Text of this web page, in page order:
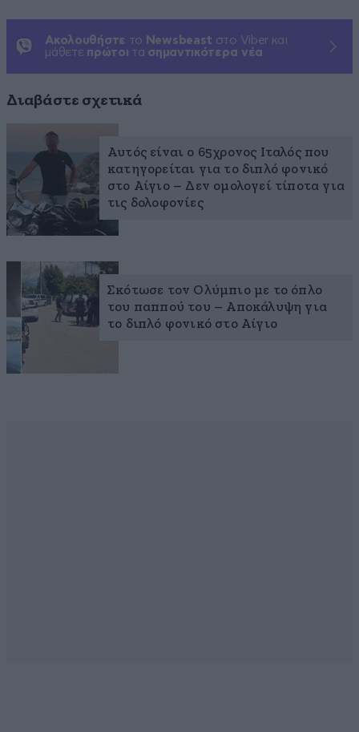
Ακολουθήστε το Newsbeast στο Viber και
μάθετε πρώτοι τα σημαντικότερα νέα
Διαβάστε σχετικά
Αυτός είναι ο 65χρονος Ιταλός που
κατηγορείται για το διπλό φονικό
στο Αίγιο – Δεν ομολογεί τίποτα για
τις δολοφονίες
Σκότωσε τον Ολύμπιο με το όπλο
του παππού του – Αποκάλυψη για
το διπλό φονικό στο Αίγιο